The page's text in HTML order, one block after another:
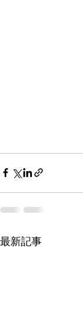
最新記事